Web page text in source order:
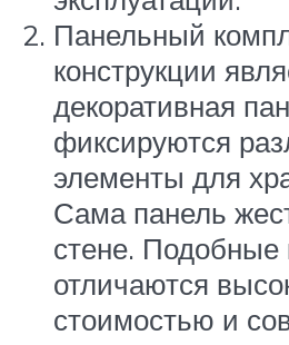
Панельный
конструкции
декоративная
фиксируются
элементы для
Сама панель
стене. Подобные
отличаются
стоимостью и